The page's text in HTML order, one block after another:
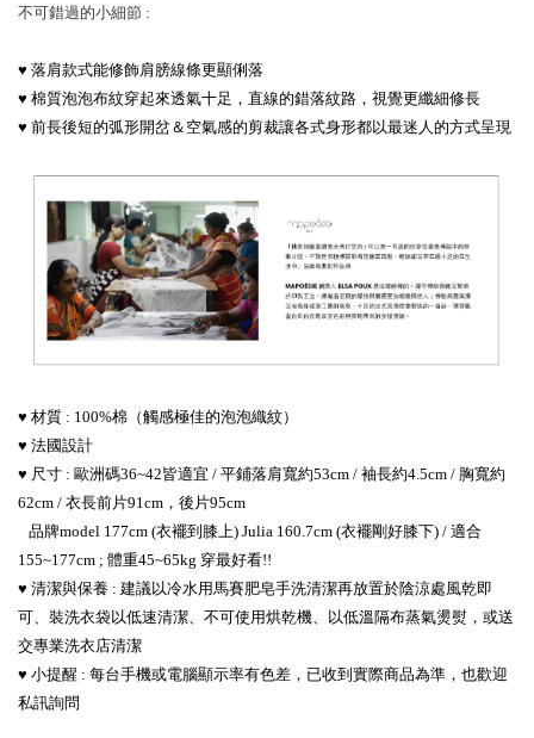
不可錯過的小細節 :
♥ 落肩款式能修飾肩膀線條更顯俐落
♥ 棉質泡泡布紋穿起來透氣十足，直線的錯落紋路，視覺更纖細修長
♥ 前長後短的弧形開岔＆空氣感的剪裁讓各式身形都以最迷人的方式呈現
♥ 材質 : 100%棉（觸感極佳的泡泡織紋）
♥ 法國設計
♥ 尺寸 : 歐洲碼36~42皆適宜 / 平鋪落肩寬約53cm / 袖長約4.5cm / 胸寬約
62cm / 衣長前片91cm，後片95cm
155~177cm ; 體重45~65kg 穿最好看!!
♥ 清潔與保養 : 建議以冷水用馬賽肥皂手洗清潔再放置於陰涼處風乾即
可 、裝洗衣袋以低速清潔 不可使用烘乾機 、以低溫隔布蒸氣燙熨 ，或送
交專業洗衣店清潔
♥ 小提醒 : 每台手機或電腦顯示率有色差，已收到實際商品為準，也歡迎
私訊詢問